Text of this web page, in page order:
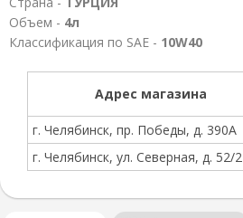
Объем - 4л
Классификация по SAE - 10W40
Адрес магазина
г. Челябинск, пр. Победы, д. 390А
г. Челябинск, ул. Северная, д. 52/2